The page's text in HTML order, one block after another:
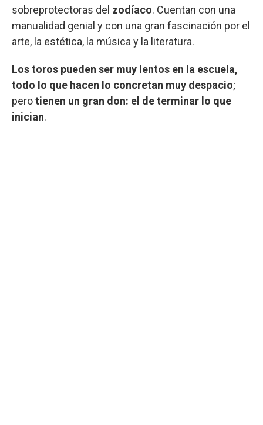
sobreprotectoras del zodíaco. Cuentan con una
manualidad genial y con una gran fascinación por el
arte, la estética, la música y la literatura.
Los toros pueden ser muy lentos en la escuela,
todo lo que hacen lo concretan muy despacio;
perotienen un gran don: el de terminar lo que
inician.